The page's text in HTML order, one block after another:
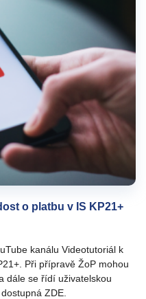
o platbu v IS KP21+
kanálu Videotutoriál k
Při přípravě ŽoP mohou
dále se řídí uživatelskou
ZDE.